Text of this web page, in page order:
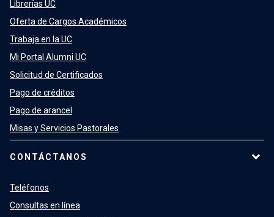
Librerías UC
Oferta de Cargos Académicos
Trabaja en la UC
Mi Portal Alumni UC
Solicitud de Certificados
Pago de créditos
Pago de arancel
Misas y Servicios Pastorales
CONTÁCTANOS
Teléfonos
Consultas en línea